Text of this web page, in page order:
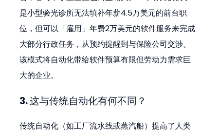
是小型验光诊所无法填补年薪4.5万美元的前台职
位，但可以「雇用」年费2万美元的软件服务来完成
大部分行政任务，从预约提醒到与保险公司交涉。
该模式将自动化带给软件预算有限但劳动力需求巨
大的企业。
3. 这与传统自动化有何不同？
传统自动化（如工厂流水线或蒸汽船）提高了人类